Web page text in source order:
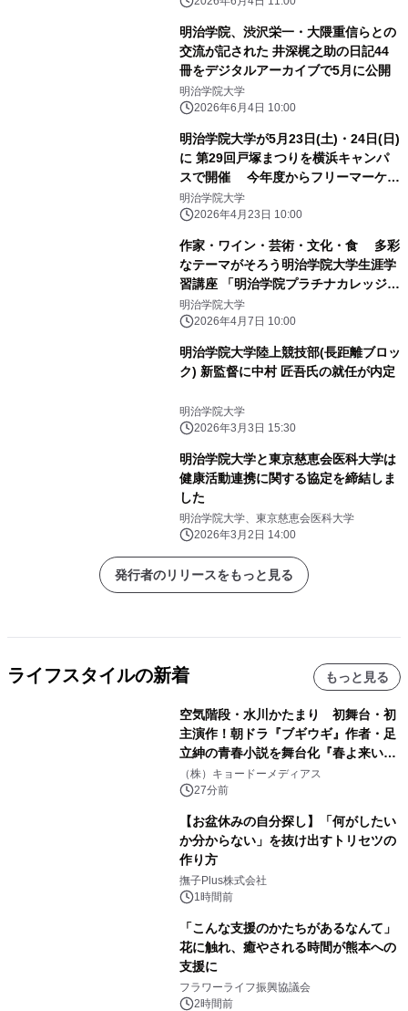
明治学院、渋沢栄一・大隈重信らとの
交流が記された 井深梶之助の日記44
冊をデジタルアーカイブで5月に公開
明治学院大学
2026年6月4日 10:00
明治学院大学が5月23日(土)・24日(日)
に 第29回戸塚まつりを横浜キャンパ
スで開催 今年度からフリーマーケッ
ト企画も復活！
明治学院大学
2026年4月23日 10:00
作家・ワイン・芸術・文化・食 多彩
なテーマがそろう明治学院大学生涯学
習講座 「明治学院プラチナカレッジ」
受付開始
明治学院大学
2026年4月7日 10:00
明治学院大学陸上競技部(長距離ブロッ
ク) 新監督に中村 匠吾氏の就任が内定
明治学院大学
2026年3月3日 15:30
明治学院大学と東京慈恵会医科大学は
健康活動連携に関する協定を締結しま
した
明治学院大学、東京慈恵会医科大学
2026年3月2日 14:00
発行者のリリースをもっと見る
ライフスタイルの新着 もっと見る
空気階段・水川かたまり 初舞台・初
主演作！朝ドラ『ブギウギ』作者・足
立紳の青春小説を舞台化『春よ来い、
マジで来い』キービジュアル解禁！
（株）キョードーメディアス
27分前
【お盆休みの自分探し】「何がしたい
か分からない」を抜け出すトリセツの
作り方
撫子Plus株式会社
1時間前
「こんな支援のかたちがあるなんて」
花に触れ、癒やされる時間が熊本への
支援に
フラワーライフ振興協議会
2時間前